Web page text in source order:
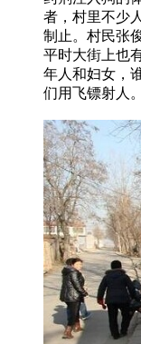
者，村里不少
制止。村民张
平时大街上也
年人和妇女，
们用飞镖射人